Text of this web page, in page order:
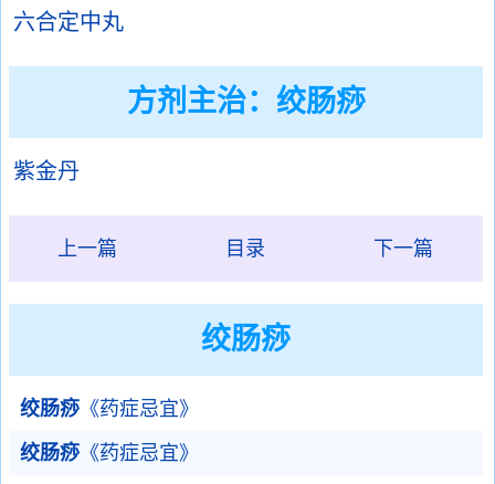
六合定中丸
方剂主治： 绞肠痧
紫金丹
上一篇 目录 下一篇
绞肠痧
绞肠痧 《药症忌宜》
绞肠痧 《药症忌宜》